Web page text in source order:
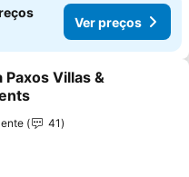
Ver preços
aos favoritos
Paxos Villas &
41